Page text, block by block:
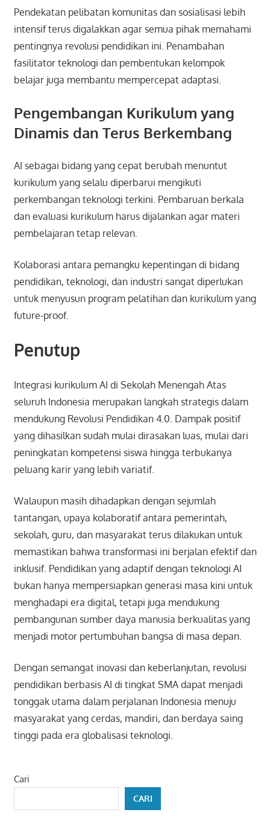
Pendekatan pelibatan komunitas dan sosialisasi lebih
intensif terus digalakkan agar semua pihak memahami
pentingnya revolusi pendidikan ini. Penambahan
fasilitator teknologi dan pembentukan kelompok
belajar juga membantu mempercepat adaptasi.
Pengembangan Kurikulum yang
Dinamis dan Terus Berkembang
AI sebagai bidang yang cepat berubah menuntut
kurikulum yang selalu diperbarui mengikuti
perkembangan teknologi terkini. Pembaruan berkala
dan evaluasi kurikulum harus dijalankan agar materi
pembelajaran tetap relevan.
Kolaborasi antara pemangku kepentingan di bidang
pendidikan, teknologi, dan industri sangat diperlukan
untuk menyusun program pelatihan dan kurikulum yang
future-proof.
Penutup
Integrasi kurikulum AI di Sekolah Menengah Atas
seluruh Indonesia merupakan langkah strategis dalam
mendukung Revolusi Pendidikan 4.0. Dampak positif
yang dihasilkan sudah mulai dirasakan luas, mulai dari
peningkatan kompetensi siswa hingga terbukanya
peluang karir yang lebih variatif.
Walaupun masih dihadapkan dengan sejumlah
tantangan, upaya kolaboratif antara pemerintah,
sekolah, guru, dan masyarakat terus dilakukan untuk
memastikan bahwa transformasi ini berjalan efektif dan
inklusif. Pendidikan yang adaptif dengan teknologi AI
bukan hanya mempersiapkan generasi masa kini untuk
menghadapi era digital, tetapi juga mendukung
pembangunan sumber daya manusia berkualitas yang
menjadi motor pertumbuhan bangsa di masa depan.
Dengan semangat inovasi dan keberlanjutan, revolusi
pendidikan berbasis AI di tingkat SMA dapat menjadi
tonggak utama dalam perjalanan Indonesia menuju
masyarakat yang cerdas, mandiri, dan berdaya saing
tinggi pada era globalisasi teknologi.
Cari
CARI